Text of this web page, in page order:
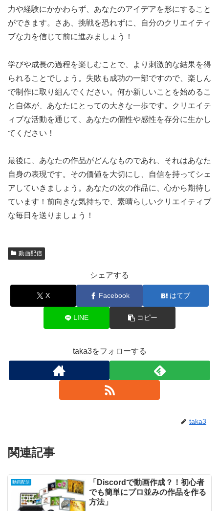
力や経験にかかわらず、あなたのアイデアを形にすること
ができます。さあ、挑戦を恐れずに、自分のクリエイティ
ブな力を信じて前に進みましょう！
学びや成長の過程を楽しむことで、より刺激的な結果を得
られることでしょう。失敗も成功の一部ですので、楽しん
で制作に取り組んでください。何か新しいことを始めるこ
と自体が、あなたにとっての大きな一歩です。クリエイテ
ィブな活動を通じて、あなたの個性や感性を存分に生かし
てください！
最後に、あなたの作品がどんなものであれ、それはあなた
自身の表現です。その価値を大切にし、自信を持ってシェ
アしていきましょう。あなたの次の作品に、心から期待し
ています！前向きな気持ちで、素晴らしいクリエイティブ
な毎日を送りましょう！
動画配信
シェアする
X Facebook はてブ
LINE コピー
taka3をフォローする
taka3
関連記事
動画配信
「Discordで動画作成？！初心者
でも簡単にプロ並みの作品を作る
方法」